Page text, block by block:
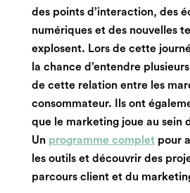
des points d’interaction, des
numériques et des nouvelles
explosent. Lors de cette
la chance d’entendre
de cette relation entre les
consommateur. Ils ont
que le marketing joue au sein
Un programme complet pour
les outils et découvrir des
parcours client et du